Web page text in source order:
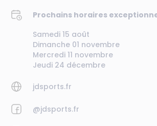
Prochains horaires
Samedi 15 août
Dimanche 01 novembre
Mercredi 11 novembre
Jeudi 24 décembre
jdsports.fr
@jdsports.fr